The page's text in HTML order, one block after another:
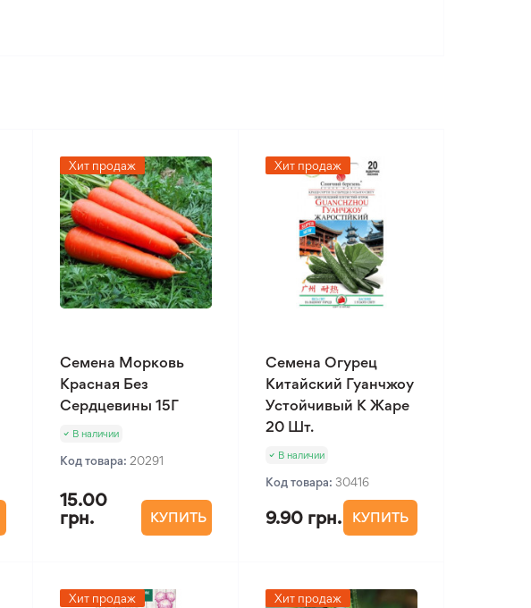
Хит продаж
Семена Морковь
Красная Без
Сердцевины 15Г
В наличии
Код товара: 20291
15.00
грн.
КУПИТЬ
Хит продаж
Семена Огурец
Китайский Гуанчжоу
Устойчивый К Жаре
20 Шт.
В наличии
Код товара: 30416
9.90 грн. КУПИТЬ
Хит продаж Хит продаж